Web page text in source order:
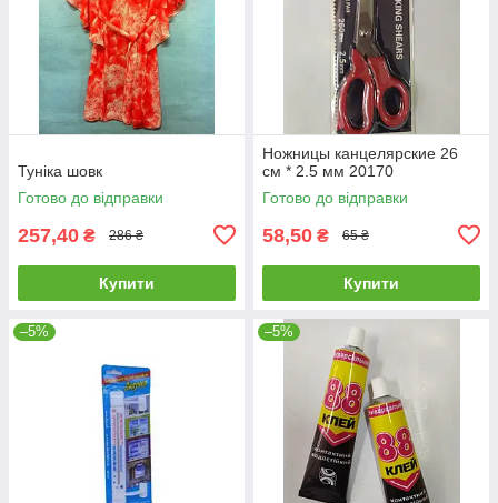
Туніка шовк
Готово до відправки
257,40 ₴ 286 ₴
Купити
Ножницы канцелярские 26
см * 2.5 мм 20170
Готово до відправки
58,50 ₴ 65 ₴
Купити
–5% –5%